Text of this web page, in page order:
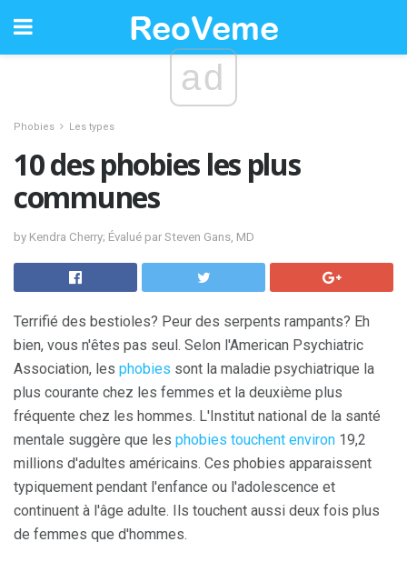
ad
Phobies Les types
10 des phobies les plus
communes
by Kendra Cherry; Évalué par Steven Gans, MD
Terrifié des bestioles? Peur des serpents rampants? Eh
bien, vous n'êtes pas seul. Selon l'American Psychiatric
Association, les phobies sont la maladie psychiatrique la
plus courante chez les femmes et la deuxième plus
fréquente chez les hommes. L'Institut national de la santé
mentale suggère que les phobies touchent environ 19,2
millions d'adultes américains. Ces phobies apparaissent
typiquement pendant l'enfance ou l'adolescence et
continuent à l'âge adulte. Ils touchent aussi deux fois plus
de femmes que d'hommes.